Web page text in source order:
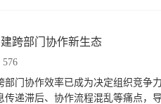
跨部门协作新生态
576
门协作效率已成为决定组织竞争
递滞后、协作流程混乱等痛点，